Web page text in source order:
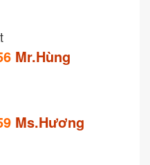
Mr.Hùng
Ms.Hương